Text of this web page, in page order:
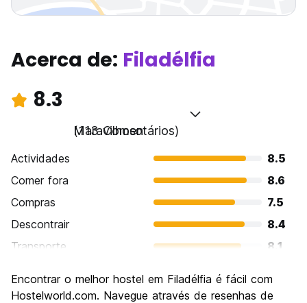
Acerca de: Filadélfia
8.3
Maravilhoso
(113 Comentários)
Actividades
8.5
Comer fora
8.6
Compras
7.5
Descontrair
8.4
Transporte
8.1
Cultura
8.9
Encontrar o melhor hostel em Filadélfia é fácil com
Hostelworld.com. Navegue através de resenhas de